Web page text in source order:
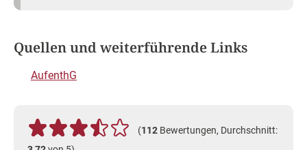
Quellen und weiterführende Links
AufenthG
(112 Bewertungen, Durchschnitt: